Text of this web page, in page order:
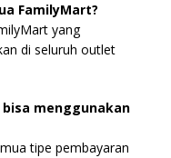
FamilyMart?
yang
di seluruh outlet
menggunakan
tipe pembayaran